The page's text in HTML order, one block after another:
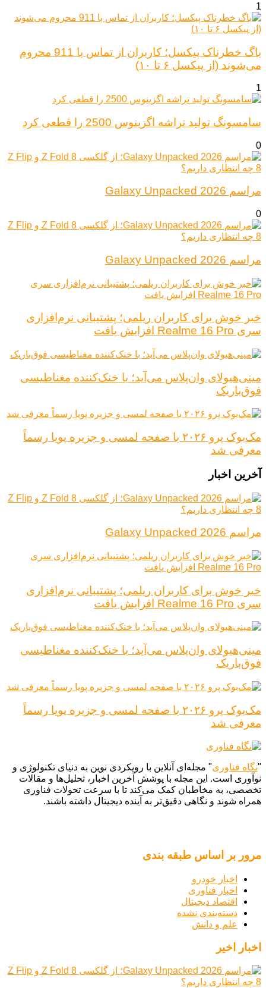
1
باگ خطرناک پیکسل؛ کاربران از تماس با 911 محروم
می‌شوند (از پیکسل ۶ تا ۱۰)
1
سامسونگ تولید تراشه اگزینوس 2500 را قطعی کرد
0
مراسم Galaxy Unpacked 2026
0
مراسم Galaxy Unpacked 2026
خبر خوش برای کاربران ریلمی؛ پشتیبانی نرم‌افزاری
سری Realme 16 Pro افزایش یافت
مینی‌هیولای وان‌پلاس می‌آید؛ با خنک‌کننده مغناطیسی
فوق‌باریک
مک‌بوک پرو ۲۰۲۶ با صفحه لمسی و جزیره پویا رسماً
معرفی شد
آخرین اخبار
مراسم Galaxy Unpacked 2026
خبر خوش برای کاربران ریلمی؛ پشتیبانی نرم‌افزاری
سری Realme 16 Pro افزایش یافت
مینی‌هیولای وان‌پلاس می‌آید؛ با خنک‌کننده مغناطیسی
فوق‌باریک
مک‌بوک پرو ۲۰۲۶ با صفحه لمسی و جزیره پویا رسماً
معرفی شد
"نگاه فناوری" مجله‌ای آنلاین با رویکردی نوین به دنیای تکنولوژی و
نوآوری است. این مجله با پوشش آخرین اخبار، تحلیل‌ها و مقالات
تخصصی، به مخاطبان کمک می‌کند تا با سرعت تحولات فناوری
همراه شوند و نگاهی دقیق‌تر به آینده دیجیتال داشته باشند.
مرور بر اساس طبقه بندی
اخبار خودرو
اخبار فناوری
اقتصاد دیجیتال
دسته‌بندی نشده
علم و دانش
اخبار اخیر